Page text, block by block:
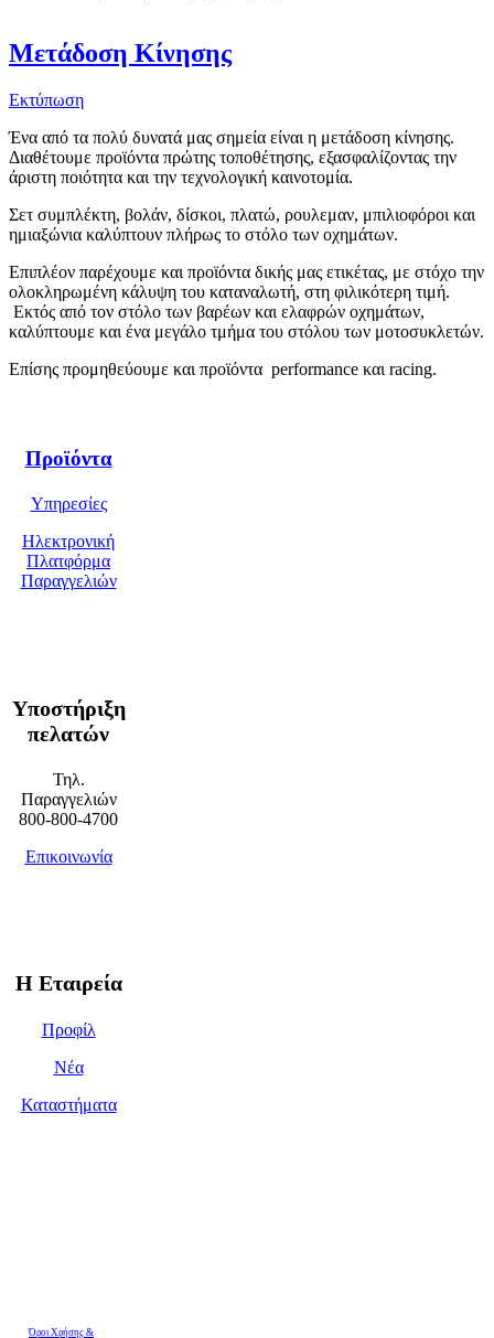
Μετάδοση Κίνησης
Εκτύπωση
Ένα από τα πολύ δυνατά μας σημεία είναι η μετάδοση κίνησης.
Διαθέτουμε προϊόντα πρώτης τοποθέτησης, εξασφαλίζοντας την
άριστη ποιότητα και την τεχνολογική καινοτομία.
Σετ συμπλέκτη, βολάν, δίσκοι, πλατώ, ρουλεμαν, μπιλιοφόροι και
ημιαξώνια καλύπτουν πλήρως το στόλο των οχημάτων.
Επιπλέον παρέχουμε και προϊόντα δικής μας ετικέτας, με στόχο την
ολοκληρωμένη κάλυψη του καταναλωτή, στη φιλικότερη τιμή.
Εκτός από τον στόλο των βαρέων και ελαφρών οχημάτων,
καλύπτουμε και ένα μεγάλο τμήμα του στόλου των μοτοσυκλετών.
Επίσης προμηθεύουμε και προϊόντα performance και racing.
Προϊόντα
Υπηρεσίες
Ηλεκτρονική
Πλατφόρμα
Παραγγελιών
Υποστήριξη
πελατών
Τηλ.
Παραγγελιών
800-800-4700
Επικοινωνία
Η Εταιρεία
Προφίλ
Νέα
Καταστήματα
Όροι Χρήσης &